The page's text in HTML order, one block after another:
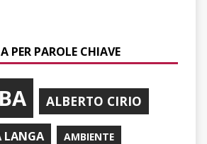
PER PAROLE CHIAVE
ALBERTO CIRIO
LANGA AMBIENTE